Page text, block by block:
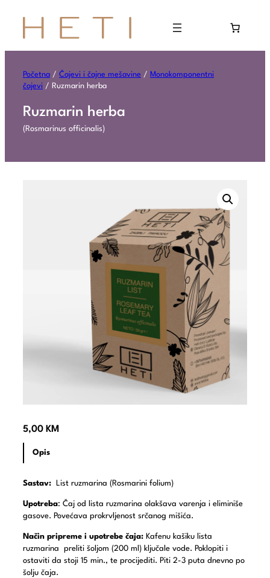
Početna / Čajevi i čajne mešavine /
Monokomponentni
čajevi / Ruzmarin herba
Ruzmarin herba
(Rosmarinus officinalis)
5,00 KM
Opis
Sastav: List ruzmarina (Rosmarini folium)
Upotreba: Čaj od lista ruzmarina olakšava varenja i eliminiše
gasove. Povećava prokrvljenost srčanog mišića.
Način pripreme i upotrebe čaja: Kafenu kašiku lista
ruzmarina preliti šoljom (200 ml) ključale vode. Poklopiti i
ostaviti da stoji 15 min., te procijediti. Piti 2-3 puta dnevno po
šolju čaja.